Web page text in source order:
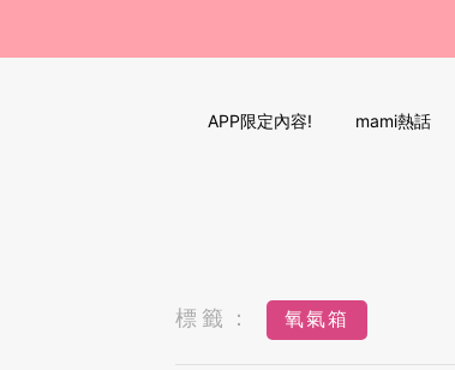
APP限定內容! mami熱話
標籤： 氧氣箱